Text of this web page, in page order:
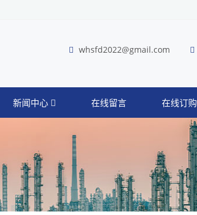
whsfd2022@gmail.com
新闻中心 在线留言 在线订购